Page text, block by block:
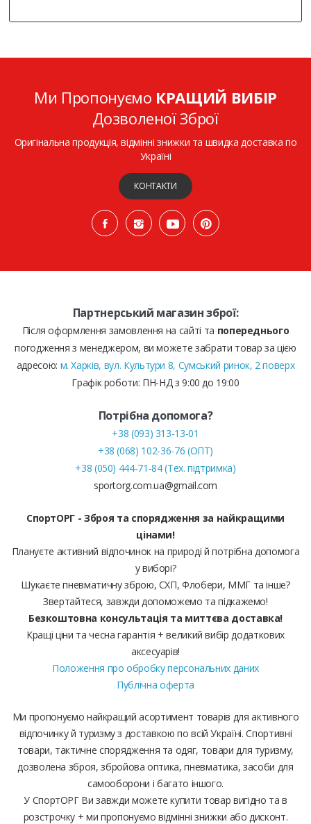
Ми Пропонуємо КРАЩИЙ ВИБІР
Дозволеної Зброї
Оригінальна продукція, відмінні знижки та швидка доставка по
Україні
КОНТАКТИ
Партнерський магазин зброї:
Після оформлення замовлення на сайті та попереднього
погодження з менеджером, ви можете забрати товар за цією
адресою: м. Харків, вул. Культури 8, Сумський ринок, 2 поверх
Графік роботи: ПН-НД з 9:00 до 19:00
Потрібна допомога?
+38 (093) 313-13-01
+38 (068) 102-36-76 (ОПТ)
+38 (050) 444-71-84 (Тех. підтримка)
sportorg.com.ua@gmail.com
СпортОРГ - Зброя та спорядження за найкращими
цінами!
Плануєте активний відпочинок на природі й потрібна допомога
у виборі?
Шукаєте пневматичну зброю, СХП, Флобери, ММГ та інше?
Звертайтеся, завжди допоможемо та підкажемо!
Безкоштовна консультація та миттєва доставка!
Кращі ціни та чесна гарантія + великий вибір додаткових
аксесуарів!
Положення про обробку персональних даних
Публічна оферта
Ми пропонуємо найкращий асортимент товарів для активного
відпочинку й туризму з доставкою по всій Україні. Спортивні
товари, тактичне спорядження та одяг, товари для туризму,
дозволена зброя, збройова оптика, пневматика, засоби для
самооборони і багато іншого.
У СпортОРГ Ви завжди можете купити товар вигідно та в
розстрочку + ми пропонуємо відмінні знижки або дисконт.